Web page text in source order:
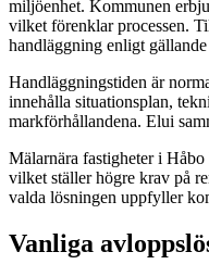
miljöenhet. Kommunen
vilket förenklar processen.
handläggning enligt gällande
Handläggningstiden är
innehålla situationsplan,
markförhållandena. Elui
Mälarnära fastigheter i
vilket ställer högre krav på
valda lösningen uppfyller
Vanliga